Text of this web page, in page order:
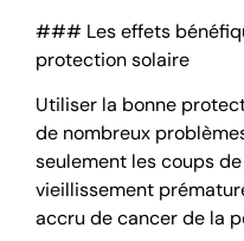
### Les effets
protection solaire
Utiliser la bonne
de nombreux
seulement les coups
vieillissement
accru de cancer de la